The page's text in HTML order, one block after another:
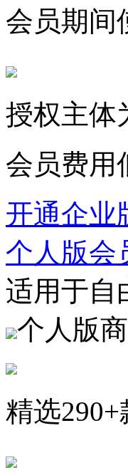
会员期间
授权主体
会员费用
开通企业
个人版会
适用于自
个人版
精选